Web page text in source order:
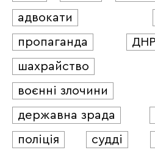
адвокати
пропаганда
ДНР
шахрайство
воєнні злочини
державна зрада
поліція
судді